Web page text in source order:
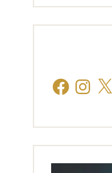
FacebookInstagram
X